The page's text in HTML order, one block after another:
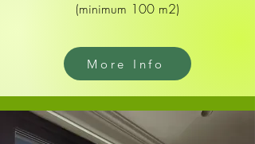
(minimum 100 m2)
More Info